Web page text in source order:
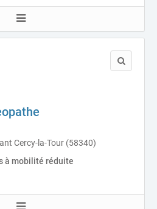
Cercy-la-Tour (58340)
à mobilité réduite